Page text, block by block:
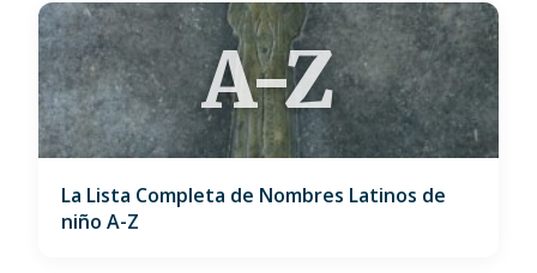
A-Z
La Lista Completa de Nombres Latinos de
niño A-Z